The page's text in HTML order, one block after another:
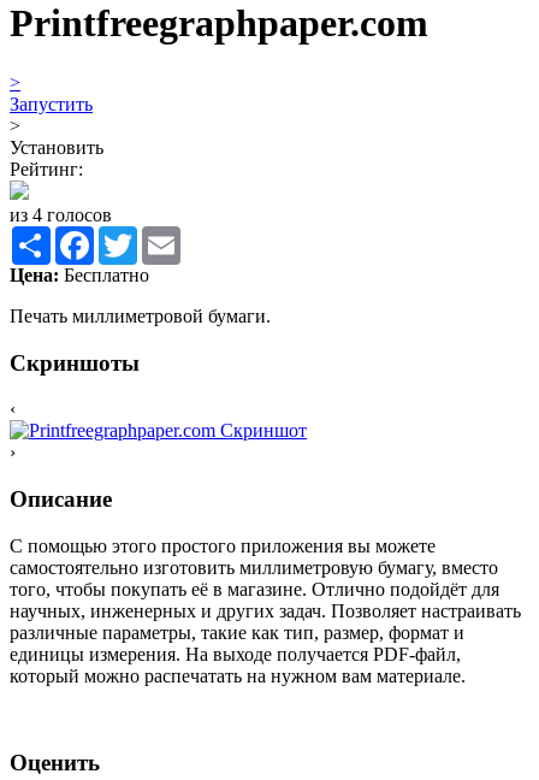
Printfreegraphpaper.com
>
Запустить
>
Установить
Рейтинг:
из 4 голосов
Share Facebook
Twitter
Цена: Бесплатно
Печать миллиметровой бумаги.
Скриншоты
‹
›
Описание
С помощью этого простого приложения вы можете
самостоятельно изготовить миллиметровую бумагу, вместо
того, чтобы покупать её в магазине. Отлично подойдёт для
научных, инженерных и других задач. Позволяет настраивать
различные параметры, такие как тип, размер, формат и
единицы измерения. На выходе получается PDF-файл,
который можно распечатать на нужном вам материале.
Оценить